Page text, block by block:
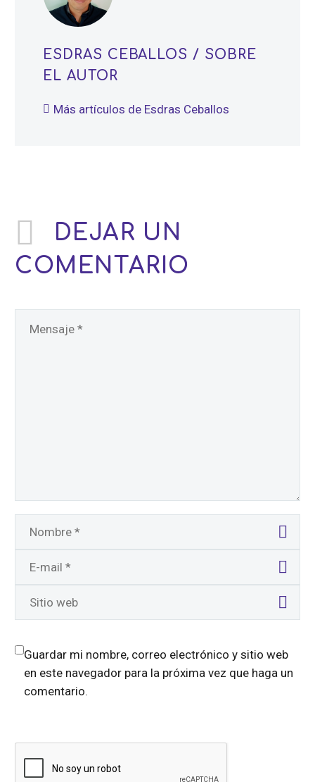
ESDRAS CEBALLOS / SOBRE
EL AUTOR
Más artículos de Esdras Ceballos
DEJAR UN
COMENTARIO
Guardar mi nombre, correo electrónico y sitio web
en este navegador para la próxima vez que haga un
comentario.